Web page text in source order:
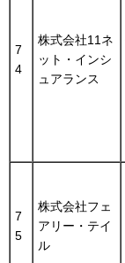
7
4
株式会社11ネ
ット・インシ
ュアランス
7
5
株式会社フェ
アリー・テイ
ル